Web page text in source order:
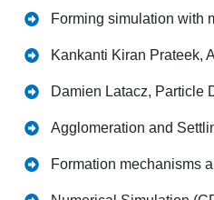
Forming simulation with
Kankanti Kiran Prateek,
Damien Latacz, Particle
Agglomeration and
Formation mechanisms